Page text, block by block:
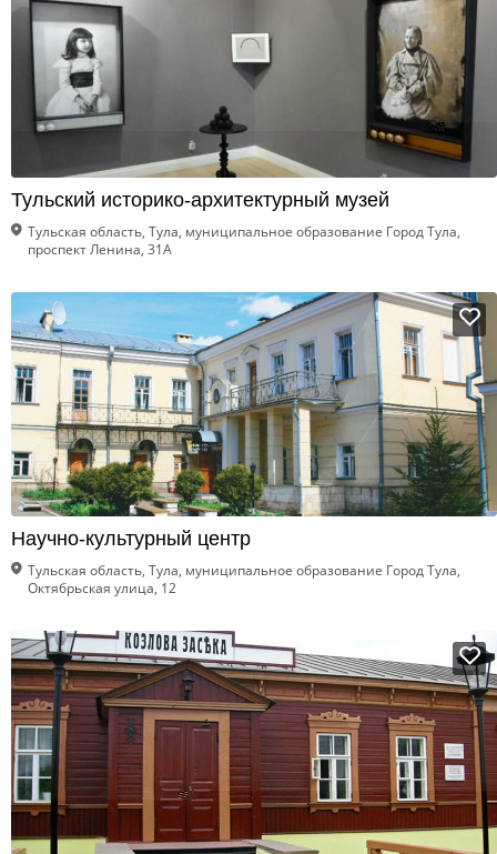
Тульский историко-архитектурный музей
Тульская область, Тула, муниципальное образование Город Тула,
проспект Ленина, 31А
Научно-культурный центр
Тульская область, Тула, муниципальное образование Город Тула,
Октябрьская улица, 12